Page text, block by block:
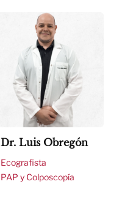
Dr. Luis Obregón
Ecografista
PAP y Colposcopía